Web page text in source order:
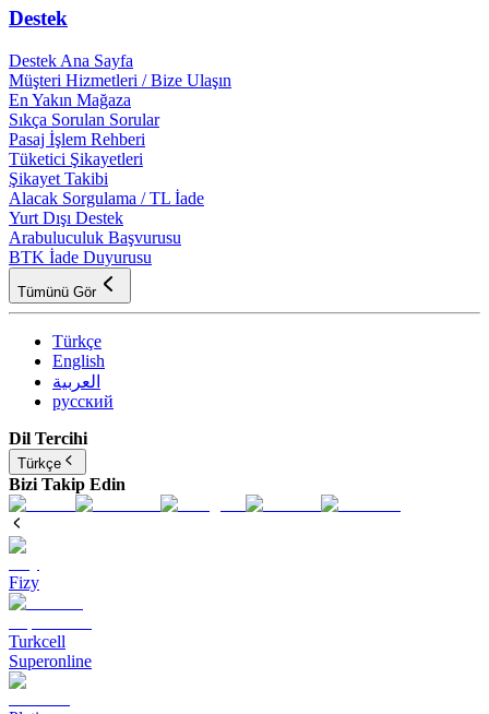
Destek
Destek Ana Sayfa
Müşteri Hizmetleri / Bize Ulaşın
En Yakın Mağaza
Sıkça Sorulan Sorular
Pasaj İşlem Rehberi
Tüketici Şikayetleri
Şikayet Takibi
Alacak Sorgulama / TL İade
Yurt Dışı Destek
Arabuluculuk Başvurusu
BTK İade Duyurusu
Tümünü Gör
Türkçe
English
العربية
русский
Dil Tercihi
Türkçe
Bizi Takip Edin
Fizy
Turkcell
Superonline